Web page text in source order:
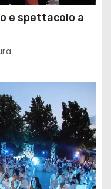
e spettacolo a